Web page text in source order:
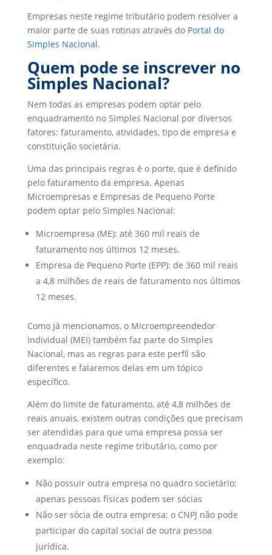
Empresas neste regime tributário podem resolver a
maior parte de suas rotinas através do Portal do
Simples Nacional.
Quem pode se inscrever no
Simples Nacional?
Nem todas as empresas podem optar pelo
enquadramento no Simples Nacional por diversos
fatores: faturamento, atividades, tipo de empresa e
constituição societária.
Uma das principais regras é o porte, que é definido
pelo faturamento da empresa. Apenas
Microempresas e Empresas de Pequeno Porte
podem optar pelo Simples Nacional:
Microempresa (ME): até 360 mil reais de
faturamento nos últimos 12 meses.
Empresa de Pequeno Porte (EPP): de 360 mil reais
a 4,8 milhões de reais de faturamento nos últimos
12 meses.
Como já mencionamos, o Microempreendedor
Individual (MEI) também faz parte do Simples
Nacional, mas as regras para este perfil são
diferentes e falaremos delas em um tópico
específico.
Além do limite de faturamento, até 4,8 milhões de
reais anuais, existem outras condições que precisam
ser atendidas para que uma empresa possa ser
enquadrada neste regime tributário, como por
exemplo:
Não possuir outra empresa no quadro societário:
apenas pessoas físicas podem ser sócias
Não ser sócia de outra empresa: o CNPJ não pode
participar do capital social de outra pessoa
jurídica.